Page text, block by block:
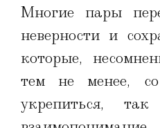
Многие пары
неверности и
которые,
тем не менее,
укрепиться,